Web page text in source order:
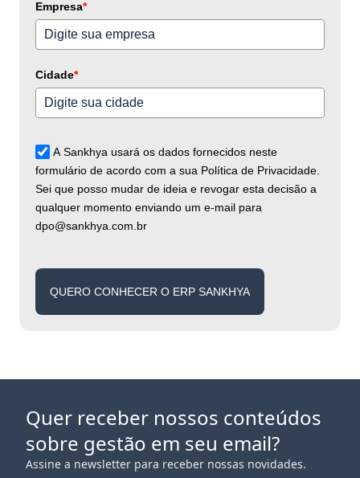
Empresa*
Cidade*
A Sankhya usará os dados fornecidos neste
formulário de acordo com a sua Política de Privacidade.
Sei que posso mudar de ideia e revogar esta decisão a
qualquer momento enviando um e-mail para
dpo@sankhya.com.br
QUERO CONHECER O ERP SANKHYA
Quer receber nossos conteúdos
sobre gestão em seu email?
Assine a newsletter para receber nossas novidades.